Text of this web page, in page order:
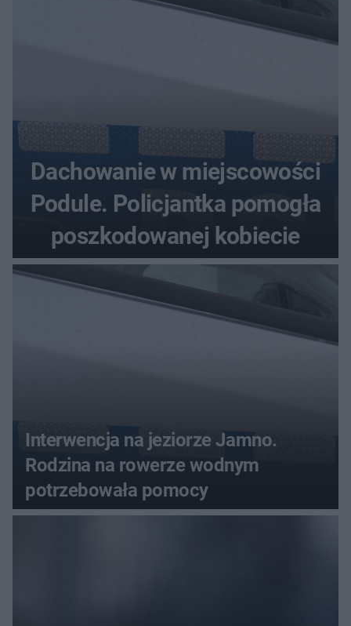
Dachowanie w miejscowości
Podule. Policjantka pomogła
poszkodowanej kobiecie
Interwencja na jeziorze Jamno.
Rodzina na rowerze wodnym
potrzebowała pomocy